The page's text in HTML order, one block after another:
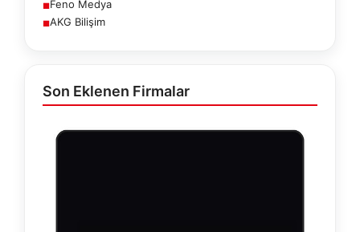
■Feno Medya
■AKG Bilişim
Son Eklenen Firmalar